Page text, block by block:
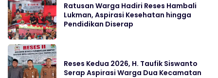
Ratusan Warga Hadiri Reses Hambali
Lukman, Aspirasi Kesehatan hingga
Pendidikan Diserap
Reses Kedua 2026, H. Taufik Siswanto
Serap Aspirasi Warga Dua Kecamatan